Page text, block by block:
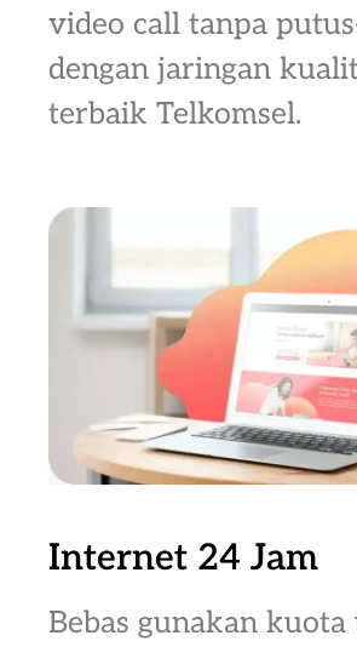
video call tanpa
dengan jaringan
terbaik Telkomsel.
Internet 24 Jam
Bebas gunakan